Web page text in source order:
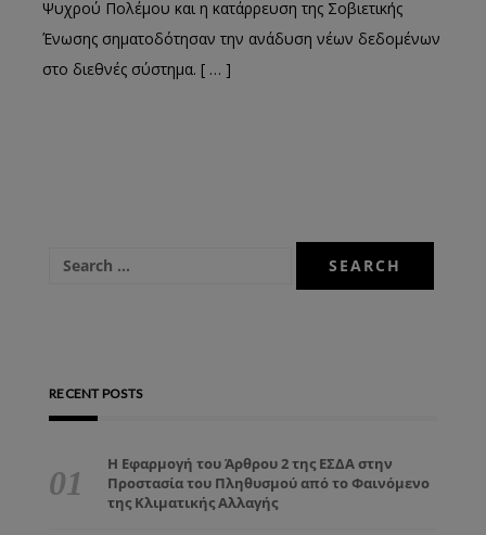
Ψυχρού Πολέμου και η κατάρρευση της Σοβιετικής
Ένωσης σηματοδότησαν την ανάδυση νέων δεδομένων
στο διεθνές σύστημα. [ … ]
RECENT POSTS
Η Εφαρμογή του Άρθρου 2 της ΕΣΔΑ στην
Προστασία του Πληθυσμού από το Φαινόμενο
της Κλιματικής Αλλαγής